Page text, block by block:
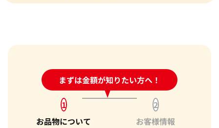
まずは金額が知りたい方へ！
24時間受付中!問い合わせフォーム
1
お品物について
2
お客様情報